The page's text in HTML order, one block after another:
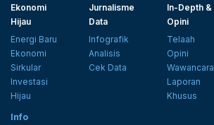
Ekonomi
Hijau
Energi Baru
Ekonomi
Sirkular
Investasi
Hijau
Jurnalisme
Data
Infografik
Analisis
Cek Data
In-Depth &
Opini
Telaah
Opini
Wawancara
Laporan
Khusus
Info